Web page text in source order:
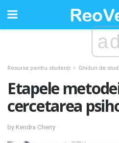
ad
Resurse pentru studenți Ghiduri de
Etapele
cercetarea
by Kendra Cherry